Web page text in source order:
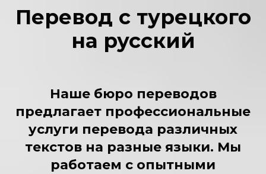
Перевод с турецкого
на русский
Наше бюро переводов
предлагает профессиональные
услуги перевода различных
текстов на разные языки. Мы
работаем с опытными